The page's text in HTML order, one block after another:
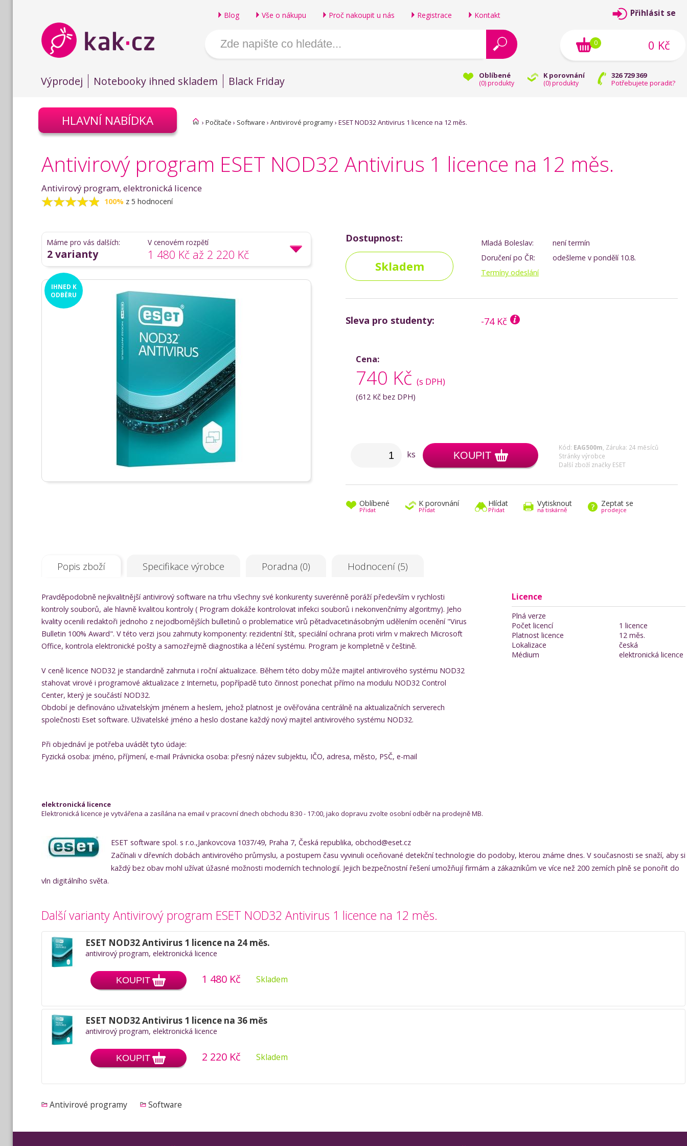
Blog Vše o nákupu Proč nakoupit u nás Registrace Kontakt
Oblíbené
(0) produkty
K porovnání
(0) produkty
326 729 369
Potřebujete poradit?
Výprodej Notebooky ihned skladem Black Friday
Přihlásit se
0 Kč
0
HLAVNÍ NABÍDKA › Počítače › Software › Antivirové programy› ESET NOD32 Antivirus 1 licence na 12 měs.
Antivirový program ESET NOD32 Antivirus 1 licence na 12 měs.
Antivirový program, elektronická licence
100% z 5 hodnocení
Máme pro vás dalších: V cenovém rozpětí
2 varianty 1 480 Kč až 2 220 Kč
IHNED K
ODBĚRU
Dostupnost:
Skladem
Mladá Boleslav:
není termín
Doručení po ČR:
odešleme v pondělí 10.8.
Termíny odeslání
Sleva pro studenty: -74 Kč
Cena:
740 Kč (s DPH)
(612 Kč bez DPH)
ks KOUPIT
Kód: EAG500m Záruka: 24 měsíců
Stránky výrobce
Další zboží značky ESET
Oblíbené
Přidat
K porovnání
Přidat
Hlídat
Přidat
Vytisknout
na tiskárně
Zeptat se
prodejce
Popis zboží Specifikace výrobce Poradna (0) Hodnocení (5)
Pravděpodobně nejkvalitnější antivirový software na trhu všechny své konkurenty suverénně poráží především v rychlosti
kontroly souborů, ale hlavně kvalitou kontroly ( Program dokáže kontrolovat infekci souborů i nekonvenčnímy algoritmy). Jeho
kvality ocenili redaktoři jednoho z nejodbornějších bulletinů o problematice virů pětadvacetinásobným udělením ocenění "Virus
Bulletin 100% Award". V této verzi jsou zahrnuty komponenty: rezidentní štít, speciální ochrana proti virlm v makrech Microsoft
Office, kontrola elektronické pošty a samozřejmě diagnostika a léčení systému. Program je kompletně v češtině.
V ceně licence NOD32 je standardně zahrnuta i roční aktualizace. Během této doby může majitel antivirového systému NOD32
stahovat virové i programové aktualizace z Internetu, popřípadě tuto činnost ponechat přímo na modulu NOD32 Control
Center, který je součástí NOD32.
Období je definováno uživatelským jménem a heslem, jehož platnost je ověřována centrálně na aktualizačních serverech
společnosti Eset software. Uživatelské jméno a heslo dostane každý nový majitel antivirového systému NOD32.
Při objednáví je potřeba uvádět tyto údaje:
Fyzická osoba: jméno, příjmení, e-mail Právnicka osoba: přesný název subjektu, IČO, adresa, město, PSČ, e-mail
Licence
Plná verze
Počet licencí
1 licence
Platnost licence
12 měs.
Lokalizace
česká
Médium
elektronická licence
elektronická licence
Elektronická licence je vytvářena a zasílána na email v pracovní dnech obchodu 8:30 - 17:00, jako dopravu zvolte osobní odběr na prodejně MB.
ESET software spol. s r.o.,Jankovcova 1037/49, Praha 7, Česká republika, obchod@eset.cz
Začínali v dřevních dobách antivirového průmyslu, a postupem času vyvinuli oceňované detekční technologie do podoby, kterou známe dnes. V současnosti se snaží, aby si
každý bez obav mohl užívat úžasné možnosti moderních technologií. Jejich bezpečnostní řešení umožňují firmám a zákazníkům ve více než 200 zemích plně se ponořit do
vln digitálního světa.
Další varianty Antivirový program ESET NOD32 Antivirus 1 licence na 12 měs.
ESET NOD32 Antivirus 1 licence na 24 měs.
antivirový program, elektronická licence
KOUPIT 1 480 Kč Skladem
ESET NOD32 Antivirus 1 licence na 36 měs
antivirový program, elektronická licence
KOUPIT 2 220 Kč Skladem
Antivirové programy Software